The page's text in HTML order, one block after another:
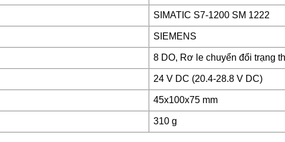
SIMATIC S7-1200 SM 1222
SIEMENS
8 DO, Rơ le chuyển đổi trạng
24 V DC (20.4-28.8 V DC)
45x100x75 mm
310 g